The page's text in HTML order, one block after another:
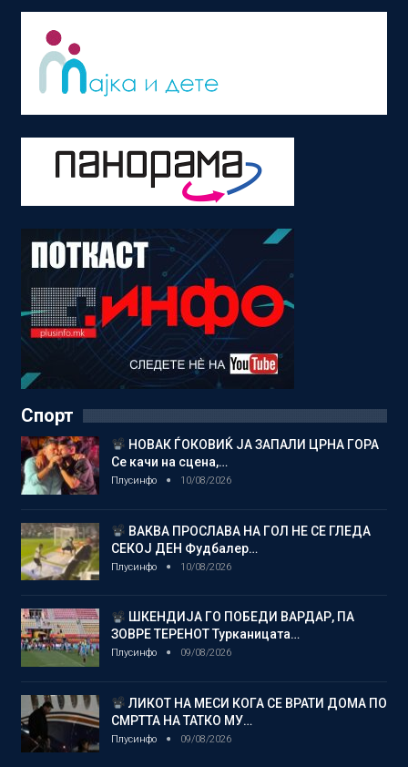
Спорт
НОВАК ЃОКОВИЌ ЈА ЗАПАЛИ ЦРНА ГОРА
Се качи на сцена,…
Плусинфо 10/08/2026
ВАКВА ПРОСЛАВА НА ГОЛ НЕ СЕ ГЛЕДА
СЕКОЈ ДЕН Фудбалер…
Плусинфо 10/08/2026
ШКЕНДИЈА ГО ПОБЕДИ ВАРДАР, ПА
ЗОВРЕ ТЕРЕНОТ Турканицата…
Плусинфо 09/08/2026
ЛИКОТ НА МЕСИ КОГА СЕ ВРАТИ ДОМА ПО
СМРТТА НА ТАТКО МУ…
Плусинфо 09/08/2026